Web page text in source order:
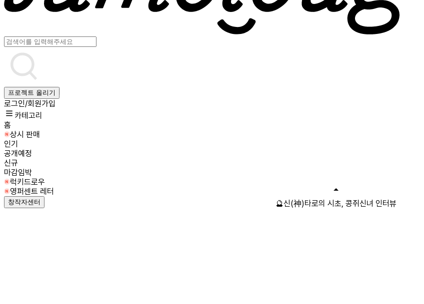
프로젝트 올리기
로그인/회원가입
카테고리
홈
상시 판매
인기
공개예정
신규
마감임박
럭키드로우
영퍼센트 레터
창작자센터 🔮신(神)타로의 시초, 콩쥐신녀 인터뷰